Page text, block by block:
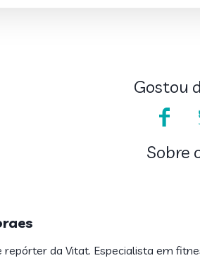
Gostou
Sobre
repórter da Vitat. Especialista em